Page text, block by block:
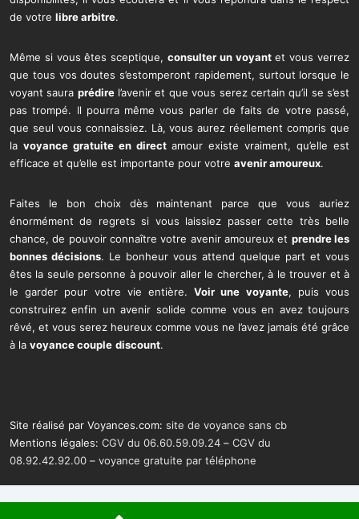
de votre libre arbitre.
Même si vous êtes sceptique, consulter un voyantet vous verrez
que tous vos doutes s’estomperont rapidement, surtout lorsque le
voyant saura prédirel’avenir et que vous serez certain qu’il se s’est
pas trompé. Il pourra même vous parler de faits de votre passé,
que seul vous connaissiez. Là, vous aurez réellement compris que
la voyance gratuite en directamour existe vraiment, qu’elle est
efficace et qu’elle est importante pour votre avenir amoureux.
Faites le bon choix dès maintenant parce que vous auriez
énormément de regrets si vous laissiez passer cette très belle
chance, de pouvoir connaître votre avenir amoureux et prendre les
bonnes décisions. Le bonheur vous attend quelque part et vous
êtes la seule personne à pouvoir aller le chercher, à le trouver et à
le garder pour votre vie entière.Voir une voyante, puis vous
construirez enfin un avenir solide comme vous en avez toujours
rêvé, et vous serez heureux comme vous ne l’avez jamais été grâce
à la voyance couple discount.
Site réalisé par Voyances.com: site de voyance sans cb
Mentions légales: CGV du 06.60.59.09.24 – CGV du
08.92.42.92.00 – voyance gratuite par téléphone